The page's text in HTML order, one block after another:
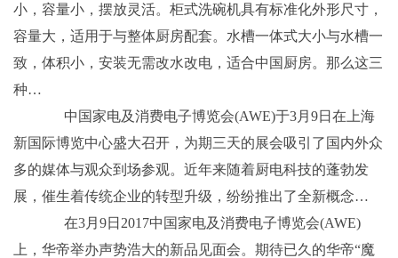
小，容量小，摆放灵活。柜式洗碗机具有标准化外形尺寸，
容量大，适用于与整体厨房配套。水槽一体式大小与水槽一
致，体积小，安装无需改水改电，适合中国厨房。那么这三
种…
中国家电及消费电子博览会(AWE)于3月9日在上海
新国际博览中心盛大召开，为期三天的展会吸引了国内外众
多的媒体与观众到场参观。近年来随着厨电科技的蓬勃发
展，催生着传统企业的转型升级，纷纷推出了全新概念…
在3月9日2017中国家电及消费电子博览会(AWE)
上，华帝举办声势浩大的新品见面会。期待已久的华帝“魔